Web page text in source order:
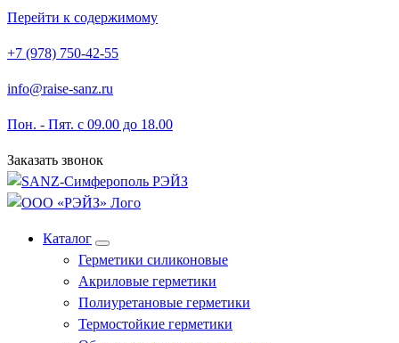
Перейти к содержимому
+7 (978) 750-42-55
info@raise-sanz.ru
Пон. - Пят. с 09.00 до 18.00
Заказать звонок
Каталог
Герметики силиконовые
Акриловые герметики
Полиуретановые герметики
Термостойкие герметики